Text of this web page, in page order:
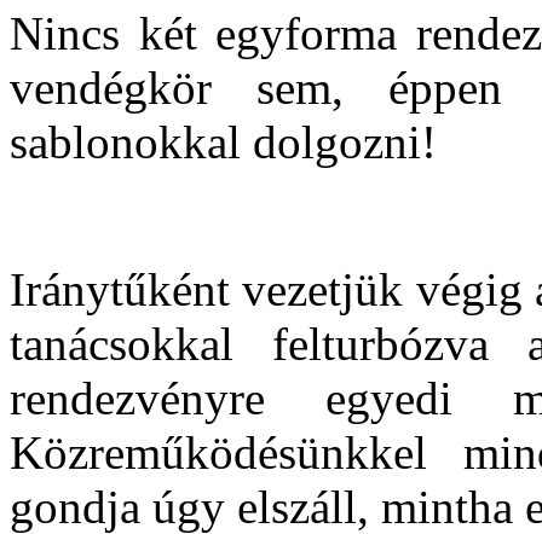
Nincs két egyforma
vendégkör sem,
sablonokkal dolgozni!
Iránytűként vezetjük végig
tanácsokkal
rendezvényre egyedi
Közreműködésünkkel
gondja úgy elszáll, mintha